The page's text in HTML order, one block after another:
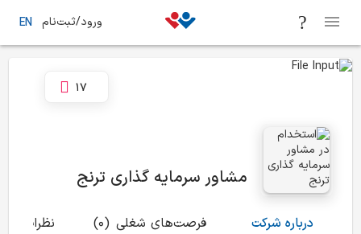
ورود/ثبت‌نام EN
مشاور سرمایه گذاری ترنج
17
درباره شرکت (0) فرصت‌های شغلی نظرات